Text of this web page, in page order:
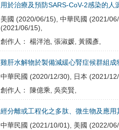
用於治療及預防SARS-CoV-2感染的人
美國 (2020/06/15), 中華民國 (2021/
(2021/06/15),
創作人： 楊泮池, 張淑媛, 黃國彥,
雞肝水解物於製備減緩心腎症候群組成
中華民國 (2020/12/30), 日本 (2021/12/
創作人： 陳億乘, 吳奕賢,
經分離或工程化之多肽、微生物及應
中華民國 (2021/10/01), 美國 (2022/